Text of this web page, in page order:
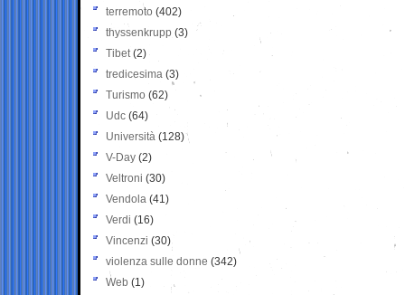
terremoto (402)
thyssenkrupp (3)
Tibet(2)
tredicesima (3)
Turismo (62)
Udc (64)
Università (128)
V-Day (2)
Veltroni (30)
Vendola (41)
Verdi (16)
Vincenzi (30)
violenza sulle donne (342)
Web (1)